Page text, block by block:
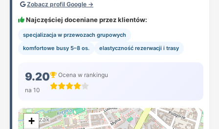
Zobacz profil Google →
Najczęściej doceniane przez klientów:
specjalizacja w przewozach grupowych
komfortowe busy 5–8 os.
elastyczność rezerwacji i trasy
9.20
na 10
Ocena w rankingu
+